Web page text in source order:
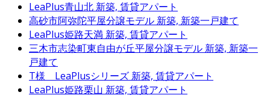
LeaPlus青山北 新築, 賃貸アパート
高砂市阿弥陀平屋分譲モデル 新築, 新築一戸建て
LeaPlus姫路天満 新築, 賃貸アパート
三木市志染町東自由が丘平屋分譲モデル 新築, 新築一
戸建て
T様 LeaPlusシリーズ 新築, 賃貸アパート
LeaPlus姫路栗山 新築, 賃貸アパート